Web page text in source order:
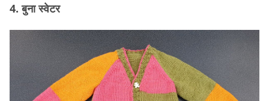
4. बुना स्वेटर